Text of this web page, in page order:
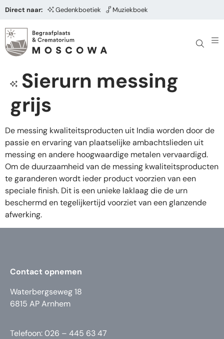
Direct naar: Gedenkboetiek Muziekboek
Sierurn messing
grijs
De messing kwaliteitsproducten uit India worden door de
passie en ervaring van plaatselijke ambachtslieden uit
messing en andere hoogwaardige metalen vervaardigd.
Om de duurzaamheid van de messing kwaliteitsproducten
te garanderen wordt ieder product voorzien van een
speciale finish. Dit is een unieke laklaag die de urn
beschermd en tegelijkertijd voorziet van een glanzende
afwerking.
Contact opnemen
Waterbergseweg 18
6815 AP Arnhem
Telefoon: 026 – 445 63 47